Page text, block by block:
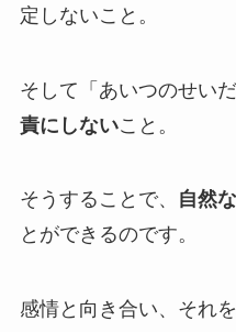
定しないこと。
そして「あいつのせい
責にしないこと。
そうすることで、 自然
とができるのです。
感情と向き合い、それ